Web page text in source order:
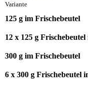
Variante
125 g im Frischebeutel
12 x 125 g
300 g im Frischebeutel
6 x 300 g Frischebeutel